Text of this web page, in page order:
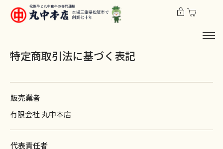
特定商取引法に基づく表記
販売業者
有限会社 丸中本店
代表責任者